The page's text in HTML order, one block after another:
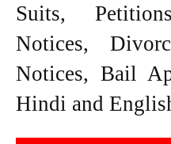
Suits,
Notices,
Notices, Bail
Hindi and